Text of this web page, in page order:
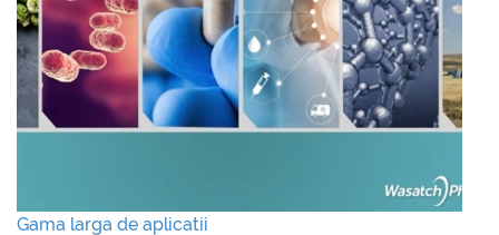
Gama larga de aplicatii